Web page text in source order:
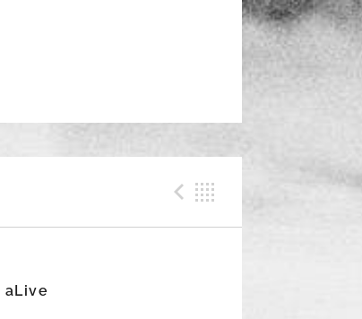
Previous
aLive